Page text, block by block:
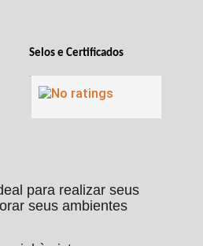
Selos e Certificados
para realizar seus
seus ambientes